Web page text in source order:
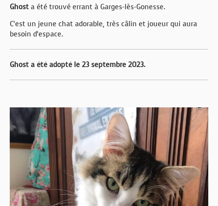
Ghost a été trouvé errant à Garges-lès-Gonesse.
C’est un jeune chat adorable, très câlin et joueur qui aura
besoin d’espace.
Ghost a été adopté le 23 septembre 2023.